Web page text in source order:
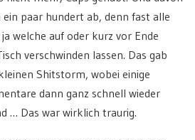
ein paar hundert ab, denn fast alle
welche auf oder kurz vor Ende
verschwinden lassen. Das gab
Shitstorm, wobei einige
dann ganz schnell wieder
… Das war wirklich traurig.